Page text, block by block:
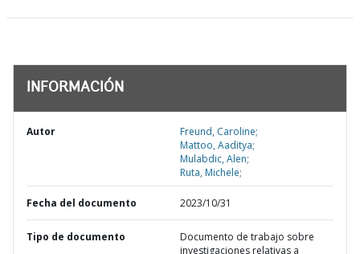
INFORMACIÓN
Autor
Freund, Caroline;
Mattoo, Aaditya;
Mulabdic, Alen;
Ruta, Michele;
Fecha del documento 2023/10/31
Tipo de documento
Documento de trabajo sobre
investigaciones relativas a